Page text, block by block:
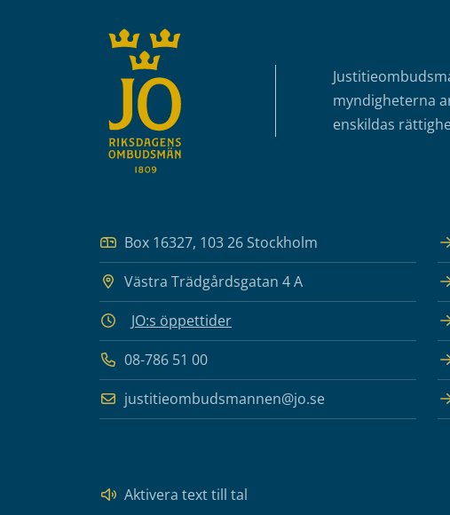
myndigheterna
enskildas
Box 16327, 103 26 Stockholm
Västra Trädgårdsgatan 4 A
JO:s öppettider
08-786 51 00
justitieombudsmannen@jo.se
Aktivera text till tal